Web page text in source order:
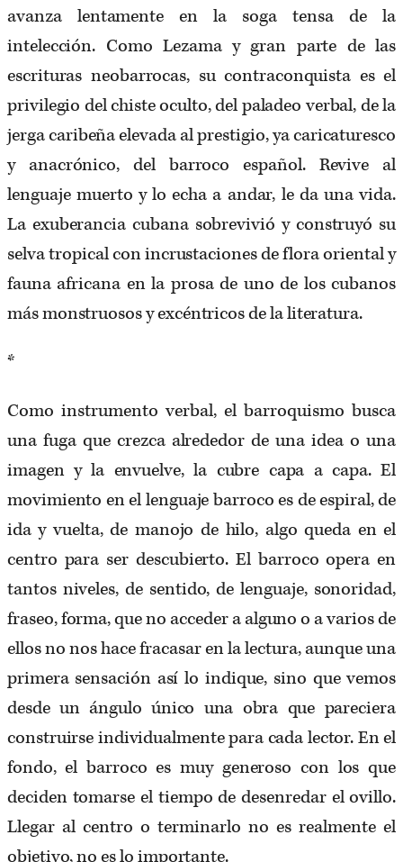
avanza lentamente en la soga tensa de la
intelección. Como Lezama y gran parte de las
escrituras neobarrocas, su contraconquista es el
privilegio del chiste oculto, del paladeo verbal, de la
jerga caribeña elevada al prestigio, ya caricaturesco
y anacrónico, del barroco español. Revive al
lenguaje muerto y lo echa a andar, le da una vida.
La exuberancia cubana sobrevivió y construyó su
selva tropical con incrustaciones de flora oriental y
fauna africana en la prosa de uno de los cubanos
más monstruosos y excéntricos de la literatura.
*
Como instrumento verbal, el barroquismo busca
una fuga que crezca alrededor de una idea o una
imagen y la envuelve, la cubre capa a capa. El
movimiento en el lenguaje barroco es de espiral, de
ida y vuelta, de manojo de hilo, algo queda en el
centro para ser descubierto. El barroco opera en
tantos niveles, de sentido, de lenguaje, sonoridad,
fraseo, forma, que no acceder a alguno o a varios de
ellos no nos hace fracasar en la lectura, aunque una
primera sensación así lo indique, sino que vemos
desde un ángulo único una obra que pareciera
construirse individualmente para cada lector. En el
fondo, el barroco es muy generoso con los que
deciden tomarse el tiempo de desenredar el ovillo.
Llegar al centro o terminarlo no es realmente el
objetivo, no es lo importante.